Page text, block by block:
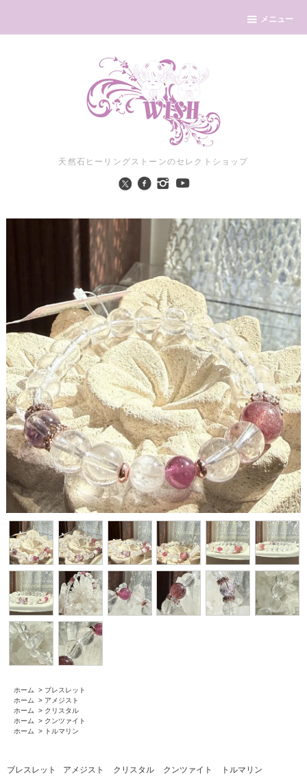
メニュー
天然石ヒーリングストーンのセレクトショップ
ホーム > ブレスレット
ホーム
> アメジスト
ホーム
> クリスタル
ホーム
> クンツァイト
ホーム
> トルマリン
ブレスレット アメジスト クリスタル クンツァイト トルマリン